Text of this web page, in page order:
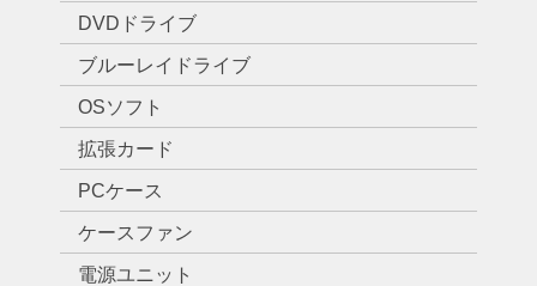
DVDドライブ
ブルーレイドライブ
OSソフト
拡張カード
PCケース
ケースファン
電源ユニット